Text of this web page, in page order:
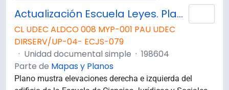
Actualización Escuela Leyes. Planta 4° Piso y Elevaciones Derecha e Izquierda.
CL UDEC ALDCO 008 MYP-001 PAU UDEC
DIRSERV/UP-04- ECJS-079
· Unidad documental simple · 198604
Parte de Mapas y Planos
Plano mustra elevaciones derecha e izquierda del